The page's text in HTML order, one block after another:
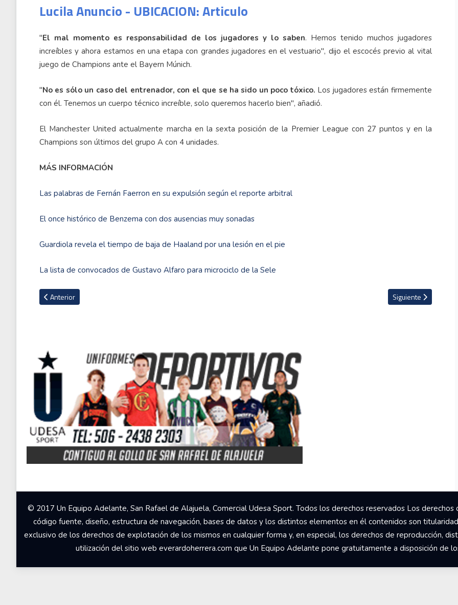
Lucila Anuncio - UBICACION: Articulo
"El mal momento es responsabilidad de los jugadores y lo saben. Hemos tenido muchos jugadores
increíbles y ahora estamos en una etapa con grandes jugadores en el vestuario", dijo el escocés previo al vital
juego de Champions ante el Bayern Múnich.
"No es sólo un caso del entrenador, con el que se ha sido un poco tóxico. Los jugadores están firmemente
con él. Tenemos un cuerpo técnico increíble, solo queremos hacerlo bien", añadió.
El Manchester United actualmente marcha en la sexta posición de la Premier League con 27 puntos y en la
Champions son últimos del grupo A con 4 unidades.
MÁS INFORMACIÓN
Las palabras de Fernán Faerron en su expulsión según el reporte arbitral
El once histórico de Benzema con dos ausencias muy sonadas
Guardiola revela el tiempo de baja de Haaland por una lesión en el pie
La lista de convocados de Gustavo Alfaro para microciclo de la Sele
Artículo anterior: Lamentable: presidente de un equipo de Turquía agredió a un árbitro (VIDEO)
Anterior Artículo siguiente: El
Siguiente
© 2017 Un Equipo Adelante, San Rafael de Alajuela, Comercial Udesa Sport. Todos los derechos reservados Los
código fuente, diseño, estructura de navegación, bases de datos y los distintos elementos en él contenidos son
exclusivo de los derechos de explotación de los mismos en cualquier forma y, en especial, los derechos de reproducción,
utilización del sitio web everardoherrera.com que Un Equipo Adelante pone gratuitamente a disposición de